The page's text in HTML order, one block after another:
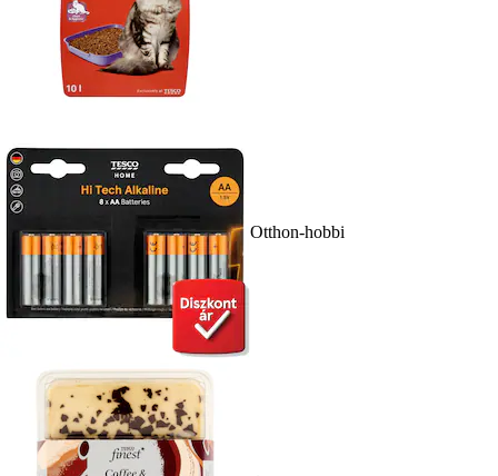
Otthon-hobbi